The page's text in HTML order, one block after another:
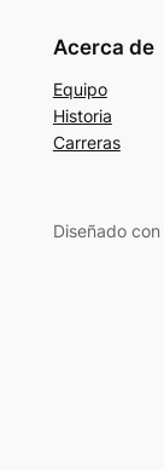
Acerca de
Equipo
Historia
Carreras
Diseñado con